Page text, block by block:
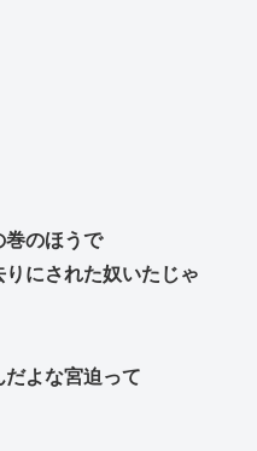
のほうで
にされた奴いたじゃ
よな宮迫って